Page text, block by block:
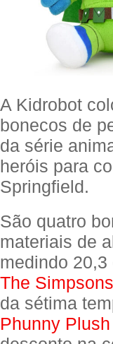
A Kidrobot
bonecos de
da série
heróis para
Springfield.
São quatro
materiais de
medindo
The
da sétima
Phunny Plush